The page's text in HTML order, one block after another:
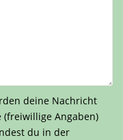
deine Nachricht
(freiwillige Angaben)
du in der